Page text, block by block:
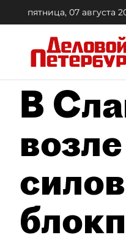
пятница, 07 августа
В